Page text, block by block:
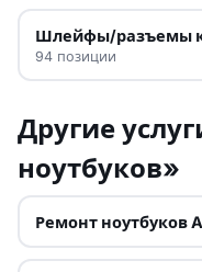
Шлейфы/разъемы
94 позиции
Другие
ноутбуков»
Ремонт ноутбуков